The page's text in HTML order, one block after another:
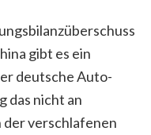
gibt es ein
deutsche Auto-
das nicht an
der verschlafenen